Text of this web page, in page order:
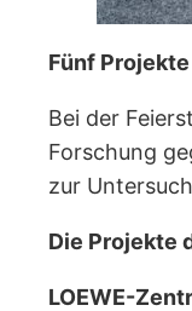
Fünf
Bei der
Forschung
zur
Die Projekte
LOEWE-